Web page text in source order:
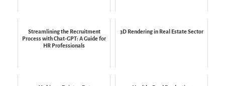
Streamlining the Recruitment
Process with Chat-GPT: A Guide for
HR Professionals
3D Rendering in Real Estate Sector